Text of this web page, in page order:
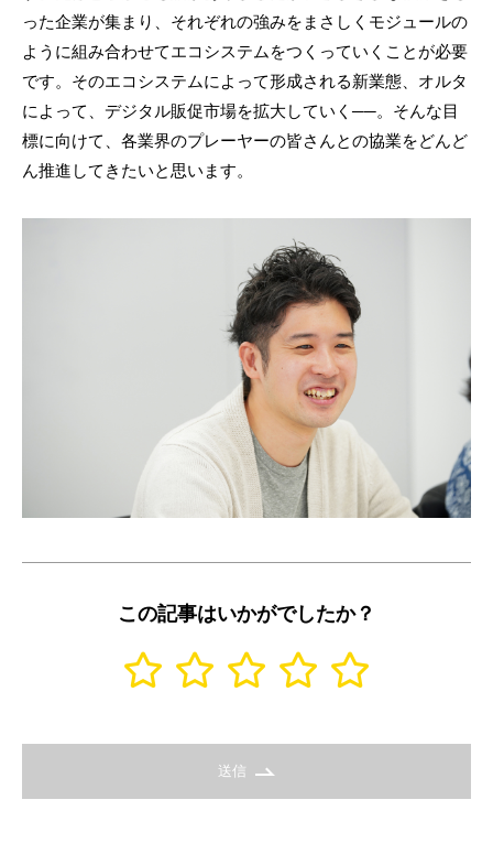
った企業が集まり、それぞれの強みをまさしくモジュールの
ように組み合わせてエコシステムをつくっていくことが必要
です。そのエコシステムによって形成される新業態、オルタ
によって、デジタル販促市場を拡大していく──。そんな目
標に向けて、各業界のプレーヤーの皆さんとの協業をどんど
ん推進してきたいと思います。
この記事はいかがでしたか？
送信